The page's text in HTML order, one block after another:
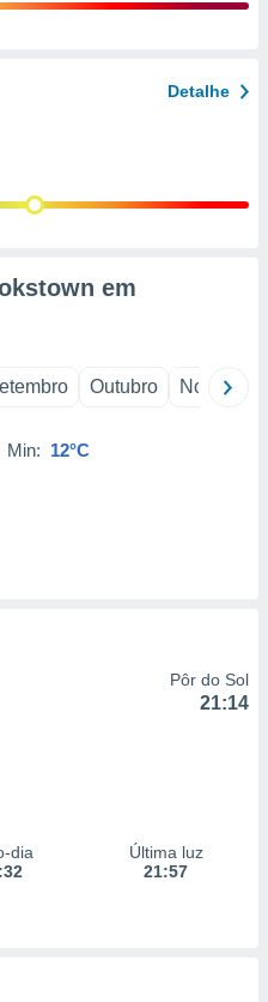
Detalhe
em
Outubro Novembro
Min: 12°C
Pôr do Sol
21:14
dia
Última luz
21:57